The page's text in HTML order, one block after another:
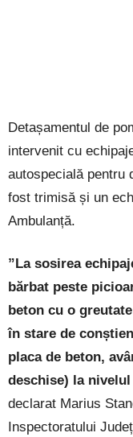
Detașamentul de
intervenit cu
autospecială pentru
fost trimisă și un
Ambulanță.
”La sosirea
bărbat peste
beton cu o
în stare de
placa de beton,
deschise) la
declarat Marius
Inspectoratului